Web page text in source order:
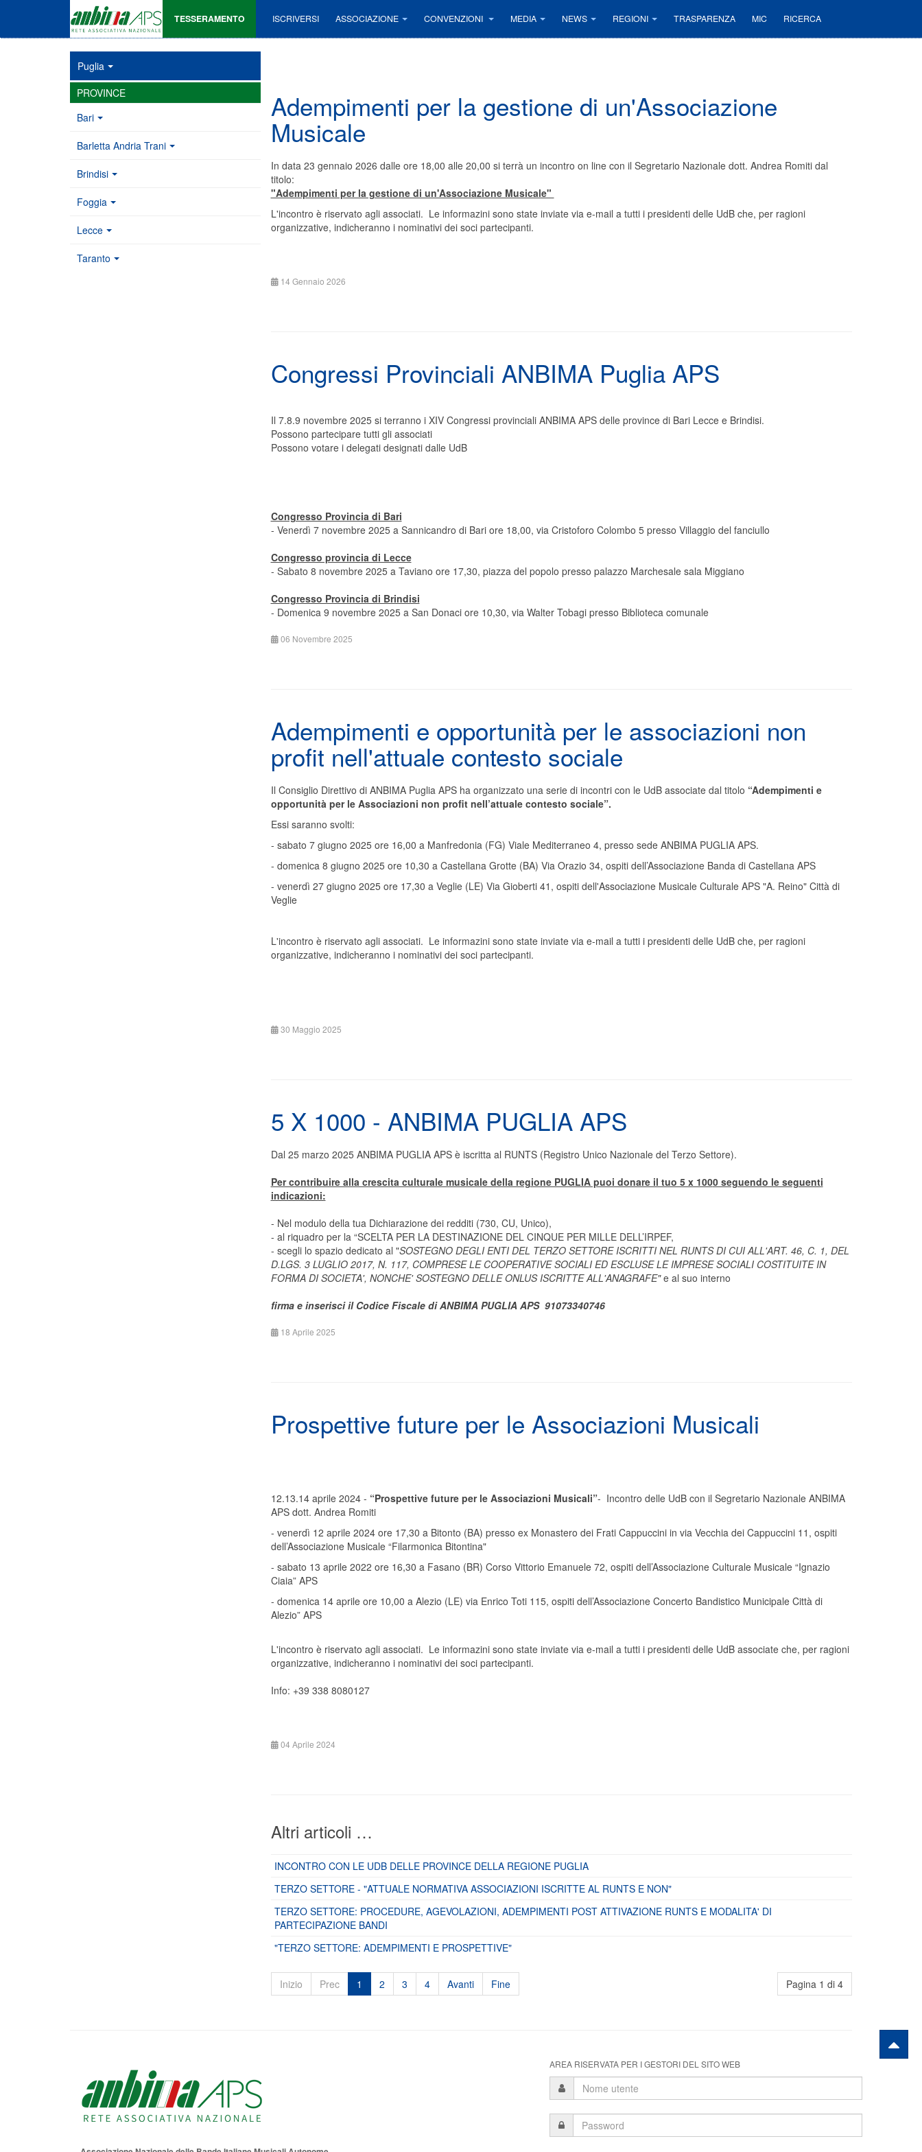
TESSERAMENTO ISCRIVERSI ASSOCIAZIONE CONVENZIONI MEDIA NEWS REGIONI TRASPARENZA MIC RICERCA
Adempimenti per la gestione di un'Associazione
Musicale
In data 23 gennaio 2026 dalle ore 18,00 alle 20,00 si terrà un incontro on line con il Segretario Nazionale dott. Andrea Romiti dal
titolo:
"Adempimenti per la gestione di un'Associazione Musicale"
L'incontro è riservato agli associati. Le informazini sono state inviate via e-mail a tutti i presidenti delle UdB che, per ragioni
organizzative, indicheranno i nominativi dei soci partecipanti.
14 Gennaio 2026
Congressi Provinciali ANBIMA Puglia APS
Il 7.8.9 novembre 2025 si terranno i XIV Congressi provinciali ANBIMA APS delle province di Bari Lecce e Brindisi.
Possono partecipare tutti gli associati
Possono votare i delegati designati dalle UdB
Congresso Provincia di Bari
- Venerdì 7 novembre 2025 a Sannicandro di Bari ore 18,00, via Cristoforo Colombo 5 presso Villaggio del fanciullo
Congresso provincia di Lecce
- Sabato 8 novembre 2025 a Taviano ore 17,30, piazza del popolo presso palazzo Marchesale sala Miggiano
Congresso Provincia di Brindisi
- Domenica 9 novembre 2025 a San Donaci ore 10,30, via Walter Tobagi presso Biblioteca comunale
06 Novembre 2025
Adempimenti e opportunità per le associazioni non
profit nell'attuale contesto sociale
Il Consiglio Direttivo di ANBIMA Puglia APS ha organizzato una serie di incontri con le UdB associate dal titolo “Adempimenti e
opportunità per le Associazioni non profit nell’attuale contesto sociale”.
Essi saranno svolti:
- sabato 7 giugno 2025 ore 16,00 a Manfredonia (FG) Viale Mediterraneo 4, presso sede ANBIMA PUGLIA APS.
- domenica 8 giugno 2025 ore 10,30 a Castellana Grotte (BA) Via Orazio 34, ospiti dell’Associazione Banda di Castellana APS
- venerdì 27 giugno 2025 ore 17,30 a Veglie (LE) Via Gioberti 41, ospiti dell'Associazione Musicale Culturale APS "A. Reino" Città di
Veglie
L'incontro è riservato agli associati. Le informazini sono state inviate via e-mail a tutti i presidenti delle UdB che, per ragioni
organizzative, indicheranno i nominativi dei soci partecipanti.
30 Maggio 2025
5 X 1000 - ANBIMA PUGLIA APS
Dal 25 marzo 2025 ANBIMA PUGLIA APS è iscritta al RUNTS (Registro Unico Nazionale del Terzo Settore).
Per contribuire alla crescita culturale musicale della regione PUGLIA puoi donare il tuo 5 x 1000 seguendo le seguenti
indicazioni:
- Nel modulo della tua Dichiarazione dei redditi (730, CU, Unico),
- al riquadro per la “SCELTA PER LA DESTINAZIONE DEL CINQUE PER MILLE DELL’IRPEF,
- scegli lo spazio dedicato al "SOSTEGNO DEGLI ENTI DEL TERZO SETTORE ISCRITTI NEL RUNTS DI CUI ALL'ART. 46, C. 1, DEL
D.LGS. 3 LUGLIO 2017, N. 117, COMPRESE LE COOPERATIVE SOCIALI ED ESCLUSE LE IMPRESE SOCIALI COSTITUITE IN
FORMA DI SOCIETA', NONCHE' SOSTEGNO DELLE ONLUS ISCRITTE ALL'ANAGRAFE"e al suo interno
firma e inserisci il Codice Fiscale di ANBIMA PUGLIA APS 91073340746
18 Aprile 2025
Prospettive future per le Associazioni Musicali
12.13.14 aprile 2024 - “Prospettive future per le Associazioni Musicali”- Incontro delle UdB con il Segretario Nazionale ANBIMA
APS dott. Andrea Romiti
- venerdì 12 aprile 2024 ore 17,30 a Bitonto (BA) presso ex Monastero dei Frati Cappuccini in via Vecchia dei Cappuccini 11, ospiti
dell’Associazione Musicale “Filarmonica Bitontina"
- sabato 13 aprile 2022 ore 16,30 a Fasano (BR) Corso Vittorio Emanuele 72, ospiti dell’Associazione Culturale Musicale “Ignazio
Ciaia” APS
- domenica 14 aprile ore 10,00 a Alezio (LE) via Enrico Toti 115, ospiti dell’Associazione Concerto Bandistico Municipale Città di
Alezio” APS
L'incontro è riservato agli associati. Le informazini sono state inviate via e-mail a tutti i presidenti delle UdB associate che, per ragioni
organizzative, indicheranno i nominativi dei soci partecipanti.
Info: +39 338 8080127
04 Aprile 2024
Altri articoli …
INCONTRO CON LE UDB DELLE PROVINCE DELLA REGIONE PUGLIA
TERZO SETTORE - "ATTUALE NORMATIVA ASSOCIAZIONI ISCRITTE AL RUNTS E NON"
TERZO SETTORE: PROCEDURE, AGEVOLAZIONI, ADEMPIMENTI POST ATTIVAZIONE RUNTS E MODALITA' DI
PARTECIPAZIONE BANDI
"TERZO SETTORE: ADEMPIMENTI E PROSPETTIVE"
Pagina 1 di 4
Inizio Prec 1 2 3 4 Avanti Fine
Puglia
PROVINCE
Bari
Barletta Andria Trani
Brindisi
Foggia
Lecce
Taranto
AREA RISERVATA PER I GESTORI DEL SITO WEB